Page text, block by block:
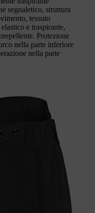
segnaletico, struttura
tessuto
e traspirante,
Protezione
nella parte inferiore
nella parte